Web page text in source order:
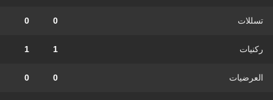
تسللات 0
0
ركنيات 1
1
العرضيات 0
0